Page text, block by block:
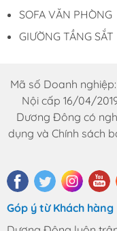
Bàn
phòng
Không chỉ đơn
bàn họp BH 85
chuyên nghiệp
phù hợp với
Đặc biệt, Nội
SOFA VĂN PHÒNG
GIƯỜNG TẦNG SẮT
Mã số Doanh
Nội cấp 16/04/
Dương Đông có
dụng và Chính sách
Góp ý từ Khách hàng